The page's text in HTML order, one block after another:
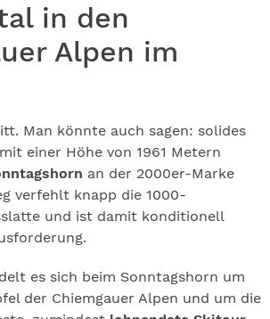
in den
Alpen im
Man könnte auch sagen: solides
einer Höhe von 1961 Metern
an der 2000er-Marke
verfehlt knapp die 1000-
und ist damit konditionell
es sich beim Sonntagshorn um
der Chiemgauer Alpen und um die